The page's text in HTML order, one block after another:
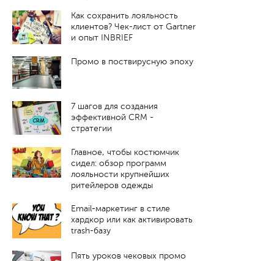
Как сохранить лояльность
клиентов? Чек-лист от Gartner
и опыт INBRIEF
Промо в поствирусную эпоху
7 шагов для создания
эффективной CRM -
стратегии
Главное, чтобы костюмчик
сидел: обзор программ
лояльности крупнейших
ритейлеров одежды
Email-маркетинг в стиле
хардкор или как активировать
trash-базу
Пять уроков чековых промо